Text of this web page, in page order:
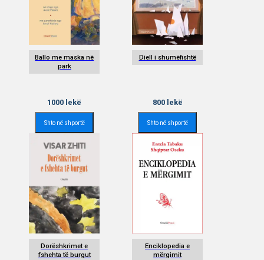
Ballo me maska në
park
1000 lekë
Shto në shportë
Diell i shumëfishtë
800lekë
Shto në shportë
Dorëshkrimet e
fshehta të burgut
Enciklopedia e
mërgimit